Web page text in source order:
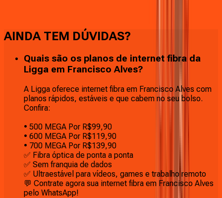
AINDA TEM DÚVIDAS?
Quais são os planos de internet fibra da
Ligga em Francisco Alves?
A Ligga oferece internet fibra em Francisco Alves com
planos rápidos, estáveis e que cabem no seu bolso.
Confira:
• 500 MEGA Por R$99,90
• 600 MEGA Por R$119,90
• 700 MEGA Por R$139,90
✅ Fibra óptica de ponta a ponta
✅ Sem franquia de dados
✅ Ultraestável para vídeos, games e trabalho remoto
💬 Contrate agora sua internet fibra em Francisco Alves
pelo WhatsApp!